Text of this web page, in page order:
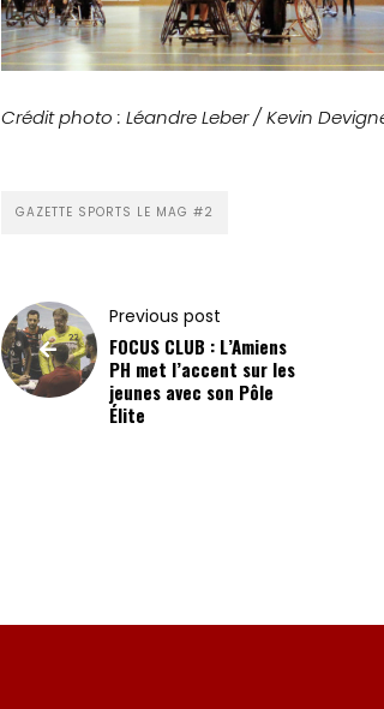
médias
Formation
S’inscrire
newsletter
Nos
Partenaires
Crédit photo : Léandre Leber / Kevin
GAZETTE SPORTS LE MAG #2
Previous post
FOCUS CLUB : L’Amiens
PH met l’accent sur les
jeunes avec son Pôle
Élite